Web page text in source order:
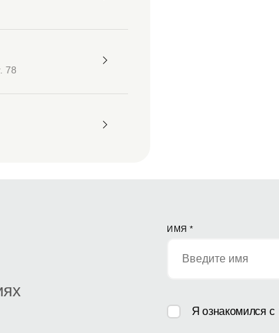
78
ИМЯ *
Я ознакомился с